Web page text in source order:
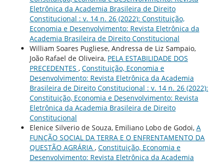
Eletrônica da Academia Brasileira de Direito
Constitucional : v. 14 n. 26 (2022): Constituição,
Economia e Desenvolvimento: Revista Eletrônica da
Academia Brasileira de Direito Constitucional
William Soares Pugliese, Andressa de Liz Sampaio,
João Rafael de Oliveira, PELA ESTABILIDADE DOS
PRECEDENTES , Constituição, Economia e
Desenvolvimento: Revista Eletrônica da Academia
Brasileira de Direito Constitucional : v. 14 n. 26 (2022):
Constituição, Economia e Desenvolvimento: Revista
Eletrônica da Academia Brasileira de Direito
Constitucional
Elenice Silverio de Souza, Emiliano Lobo de Godoi, A
FUNÇÃO SOCIAL DA TERRA E O ENFRENTAMENTO DA
QUESTÃO AGRÁRIA , Constituição, Economia e
Desenvolvimento: Revista Eletrônica da Academia